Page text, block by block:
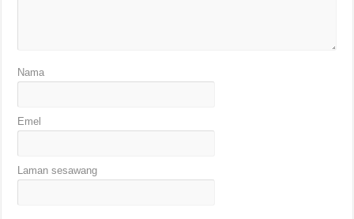
Nama
Emel
Laman sesawang